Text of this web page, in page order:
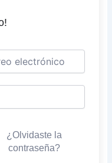
¿Olvidaste la
contraseña?